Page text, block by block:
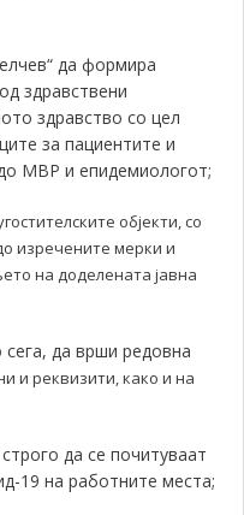
да формира
здравствени
здравство со цел
за пациентите и
МВР и епидемиологот;
објекти, со
изречените мерки и
на доделената јавна
да врши редовна
и реквизити, како и на
да се почитуваат
19 на работните места;